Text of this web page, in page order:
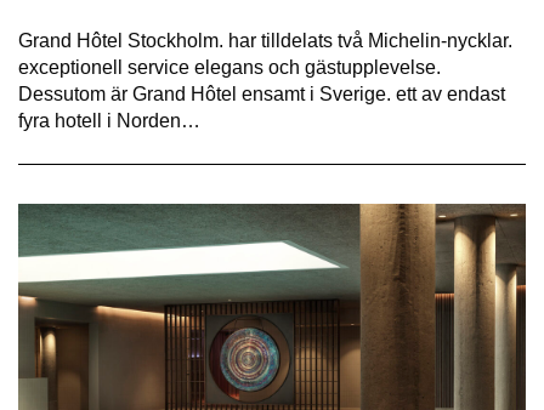
Grand Hôtel Stockholm. har tilldelats två Michelin-nycklar.
exceptionell service elegans och gästupplevelse.
Dessutom är Grand Hôtel ensamt i Sverige. ett av endast
fyra hotell i Norden…